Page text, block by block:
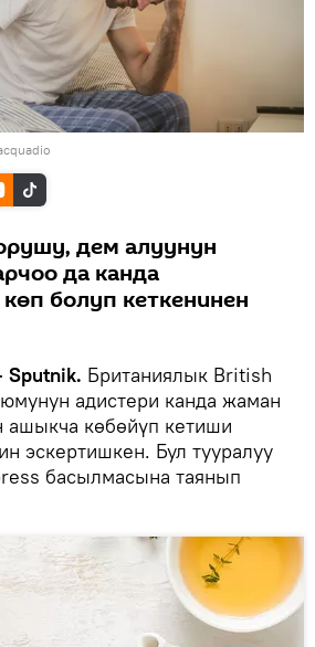
дем алуунун
да канда
болуп кеткенинен
Британиялык British
адистери канда жаман
ашыкча көбөйүп кетиши
эскертишкен. Бул тууралуу
басылмасына таянып